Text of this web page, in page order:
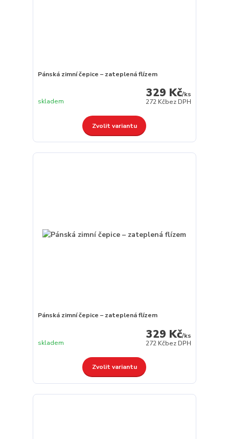
Pánská zimní čepice – zateplená flízem
329 Kč/ks
272 Kčbez DPH
skladem
Zvolit variantu
Pánská zimní čepice – zateplená flízem
329 Kč/ks
272 Kčbez DPH
skladem
Zvolit variantu